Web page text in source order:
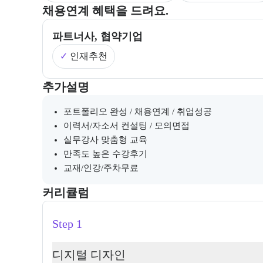
채용연계 혜택을 드려요.
부트캠프의 채용 연계 기업 정보와 추가 안내 내용을
파트너사, 협약기업
✓ 인재추천
추가설명
부트캠프와 관련된 추가 안내 및 참고 사항을 제공한다.
포트폴리오 완성 / 채용연계 / 취업성공
이력서/자소서 컨설팅 / 모의면접
실무강사 맞춤형 교육
만족도 높은 수강후기
교재/인강/주차무료
커리큘럼
교육과정의 커리큘럼 정보를 안내한다.
커리큘럼
Step 1
디지털 디자인